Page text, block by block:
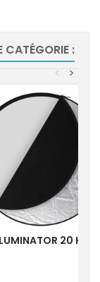
CATÉGORIE :
>
<
20 KIT